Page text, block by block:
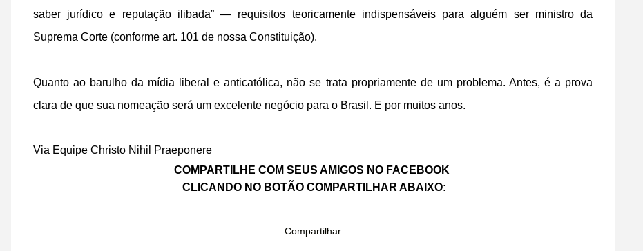
saber jurídico e reputação ilibada” — requisitos teoricamente indispensáveis para alguém ser ministro da
Suprema Corte (conforme art. 101 de nossa Constituição).
Quanto ao barulho da mídia liberal e anticatólica, não se trata propriamente de um problema. Antes, é a prova
clara de que sua nomeação será um excelente negócio para o Brasil. E por muitos anos.
Via Equipe Christo Nihil Praeponere
COMPARTILHE COM SEUS AMIGOS NO FACEBOOK
CLICANDO NO BOTÃO COMPARTILHAR ABAIXO:
Compartilhar